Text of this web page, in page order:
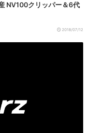
NV100クリッパー＆6代
2018/07/12